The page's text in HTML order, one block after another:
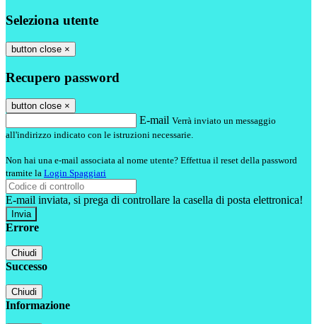
Seleziona utente
button close ×
Recupero password
button close ×
E-mail Verrà inviato un messaggio
all'indirizzo indicato con le istruzioni necessarie.
Non hai una e-mail associata al nome utente? Effettua il reset della password
tramite la Login Spaggiari
E-mail inviata, si prega di controllare la casella di posta elettronica!
Errore
Chiudi
Successo
Chiudi
Informazione